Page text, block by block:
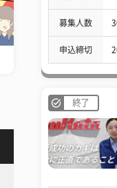
募集人数
申込締切
終了